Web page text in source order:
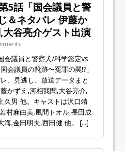
5話「国会議員と警
＆ネタバレ 伊藤か
谷亮介ゲスト出演
会議員と警察犬/科学鑑定vs
会議員の靴跡〜冤罪の罠!?」
、見逃し、放送データまと
かずえ,河相我聞,大谷亮介,
久男 他。キャストは沢口靖
村麻由美,風間トオル,長田成
海,金田明夫,西田健 他。 [...]